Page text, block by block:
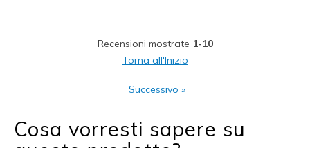
Casual Wear
Sizing
Feels true to size
View On Shoes
I'm Really Into Shoes
Recensioni mostrate 1-10
Torna all'Inizio
Successivo »
Cosa vorresti sapere su